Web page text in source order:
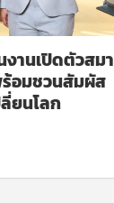
านเปิดตัวสมา
ร้อมชวนสัมผัส
ยนโลก